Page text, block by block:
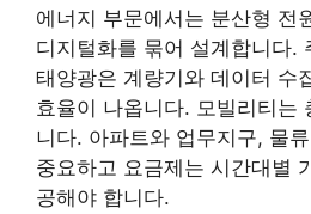
에너지 부문에서는 분산형 전
디지털화를 묶어 설계합니다.
태양광은 계량기와 데이터 수
효율이 나옵니다. 모빌리티는
니다. 아파트와 업무지구, 물
중요하고 요금제는 시간대별
공해야 합니다.